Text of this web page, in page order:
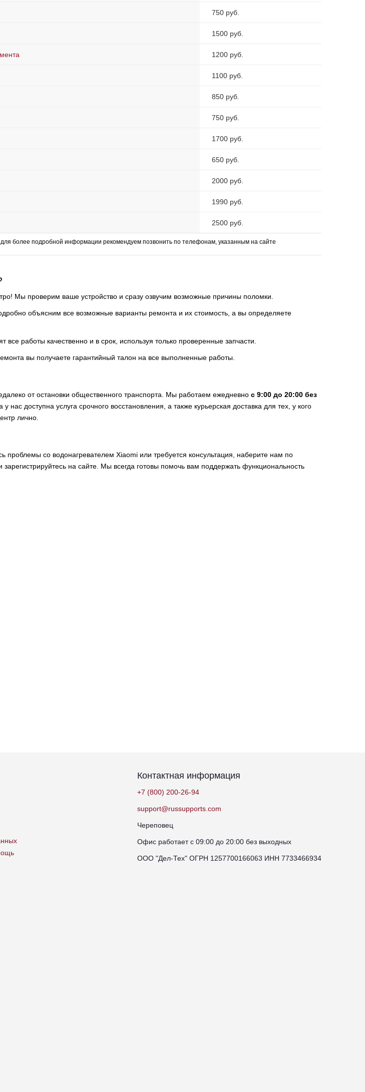
750 руб.
1500 руб.
1200 руб.
1100 руб.
850 руб.
750 руб.
1700 руб.
650 руб.
2000 руб.
1990 руб.
2500 руб.
более подробной информации рекомендуем позвонить по телефонам, указанным на сайте
Мы проверим ваше устройство и сразу озвучим возможные причины поломки.
объясним все возможные варианты ремонта и их стоимость, а вы определяете
все работы качественно и в срок, используя только проверенные запчасти.
вы получаете гарантийный талон на все выполненные работы.
от остановки общественного транспорта. Мы работаем ежедневно с 9:00 до 20:00 без
у нас доступна услуга срочного восстановления, а также курьерская доставка для тех, у кого
лично.
проблемы со водонагревателем Xiaomi или требуется консультация, наберите нам по
зарегистрируйтесь на сайте. Мы всегда готовы помочь вам поддержать функциональность
Контактная информация
+7 (800) 200-26-94
support@russupports.com
Череповец
Офис работает с 09:00 до 20:00 без выходных
ООО "Дел-Тех" ОГРН 1257700166063 ИНН 7733466934